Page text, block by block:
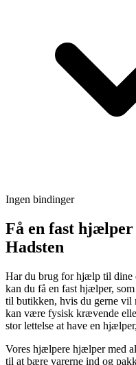
Ingen bindinger
Få en fast
Hadsten
Har du brug for hjælp til dine
kan du få en fast hjælper,
til butikken, hvis du gerne vil
kan være fysisk krævende
stor lettelse at have en
Vores hjælpere hjælper med
til at bære varerne ind og